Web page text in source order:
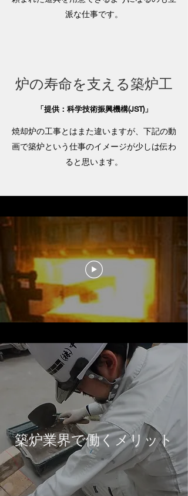
派な仕事です。
炉の寿命を支える築炉工
「提供：科学技術振興機構(JST)」
​焼却炉の工事とはまた違いますが、下記の動
画で築炉という仕事のイメージが少しは伝わ
ると思います。
​築炉業界で働くメリット